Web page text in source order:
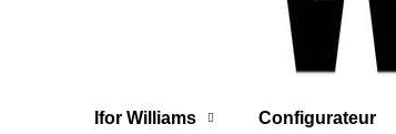
Ifor Williams Configurateur